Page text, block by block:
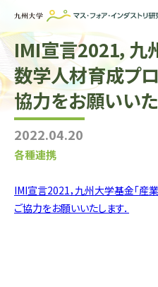
ホーム
IMIについて
組織・所員
研究活動
出版物一覧
IMI宣言2021，九
数学人材育成プ
協力をお願いいた
2022.04.20
各種連携
IMI宣言2021，九州大学基金「産
ご協力をお願いいたします．